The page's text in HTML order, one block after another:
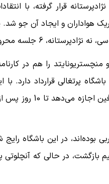
قرار گرفته، با
هواداران و ایجاد آن جو شد.
6 جلسه محروم شد.
را هم در
شد و تا ماه ژوئن 2027 هم با این باشگاه
فسخی در حدود 3 میلیون
بوده‌اند، در این باشگاه
اما